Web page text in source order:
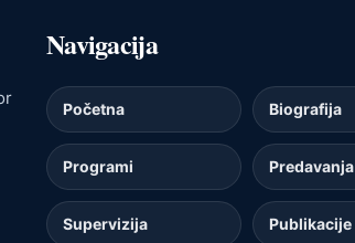
Navigacija
Početna Biografija
Programi Predavanja
Supervizija Publikacije